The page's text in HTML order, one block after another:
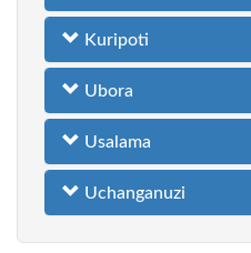
Kuripoti
Ubora
Usalama
Uchanganuzi